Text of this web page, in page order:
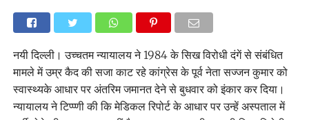
नयी दिल्ली। उच्चतम न्यायालय ने 1984 के सिख विरोधी दंगें से संबंधित
मामले में उम्र कैद की सजा काट रहे कांग्रेस के पूर्व नेता सज्जन कुमार को
स्वास्थ्यके आधार पर अंतरिम जमानत देने से बुधवार को इंकार कर दिया।
न्यायालय ने टिप्प्णी की कि मेडिकल रिपोर्ट के आधार पर उन्हें अस्पताल में